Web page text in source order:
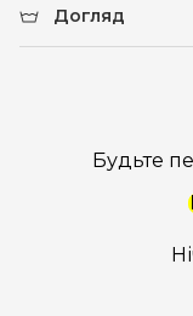
Догляд
Будьте